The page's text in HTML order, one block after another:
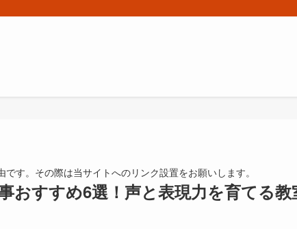
す。その際は当サイトへのリンク設置をお願いします。
おすすめ6選！声と表現力を育てる教